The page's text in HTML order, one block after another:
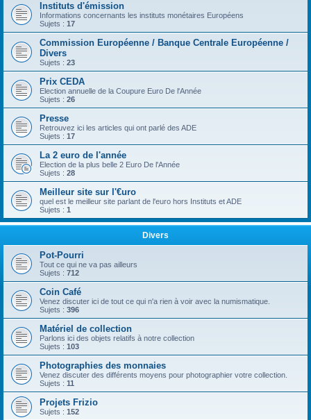
Instituts d'émission
Informations concernants les instituts monétaires Européens
Sujets : 17
Commission Européenne / Banque Centrale Européenne /
Divers
Sujets : 23
Prix CEDA
Election annuelle de la Coupure Euro De l'Année
Sujets : 26
Presse
Retrouvez ici les articles qui ont parlé des ADE
Sujets : 17
La 2 euro de l'année
Election de la plus belle 2 Euro De l'Année
Sujets : 28
Meilleur site sur l'€uro
quel est le meilleur site parlant de l'euro hors Instituts et ADE
Sujets : 1
Divers
Pot-Pourri
Tout ce qui ne va pas ailleurs
Sujets : 712
Coin Café
Venez discuter ici de tout ce qui n'a rien à voir avec la numismatique.
Sujets : 396
Matériel de collection
Parlons ici des objets relatifs à notre collection
Sujets : 103
Photographies des monnaies
Venez discuter des différents moyens pour photographier votre collection.
Sujets : 11
Projets Frizio
Sujets : 152